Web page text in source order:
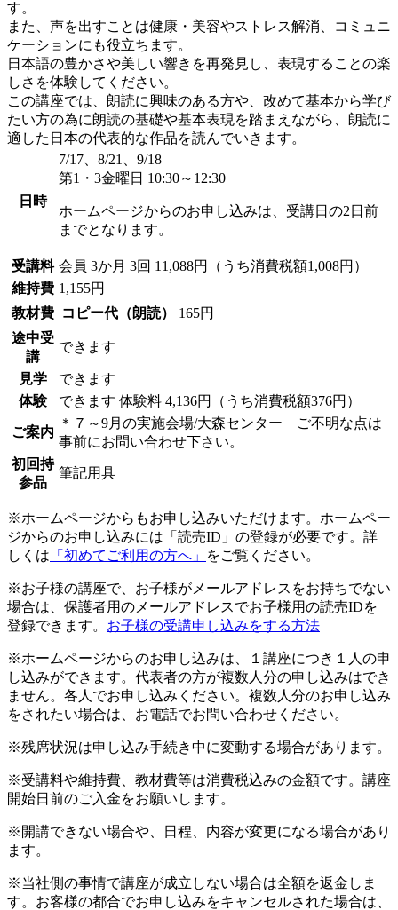
す。
また、声を出すことは健康・美容やストレス解消、コミュニ
ケーションにも役立ちます。
日本語の豊かさや美しい響きを再発見し、表現することの楽
しさを体験してください。
この講座では、朗読に興味のある方や、改めて基本から学び
たい方の為に朗読の基礎や基本表現を踏まえながら、朗読に
適した日本の代表的な作品を読んでいきます。
日時
7/17、8/21、9/18
第1・3金曜日 10:30～12:30
ホームページからのお申し込みは、受講日の2日前
までとなります。
受講料 会員 3か月 3回 11,088円（うち消費税額1,008円）
維持費 1,155円
教材費
コピー代（朗読）
165円
途中受
講
できます
見学
できます
体験
できます 体験料 4,136円（うち消費税額376円）
ご案内
＊７～9月の実施会場/大森センター ご不明な点は
事前にお問い合わせ下さい。
初回持
参品
筆記用具
※ホームページからもお申し込みいただけます。ホームペー
ジからのお申し込みには「読売ID」の登録が必要です。詳
しくは 「初めてご利用の方へ」 をご覧ください。
※お子様の講座で、お子様がメールアドレスをお持ちでない
場合は、保護者用のメールアドレスでお子様用の読売IDを
登録できます。 お子様の受講申し込みをする方法
※ホームページからのお申し込みは、１講座につき１人の申
し込みができます。代表者の方が複数人分の申し込みはでき
ません。各人でお申し込みください。複数人分のお申し込み
をされたい場合は、お電話でお問い合わせください。
※残席状況は申し込み手続き中に変動する場合があります。
※受講料や維持費、教材費等は消費税込みの金額です。講座
開始日前のご入金をお願いします。
※開講できない場合や、日程、内容が変更になる場合があり
ます。
※当社側の事情で講座が成立しない場合は全額を返金しま
す。お客様の都合でお申し込みをキャンセルされた場合は、